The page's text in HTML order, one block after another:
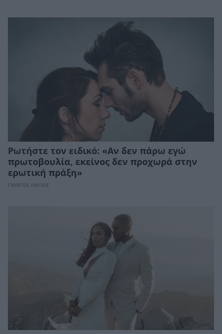
Ρωτήστε τον ειδικό: «Αν δεν πάρω εγώ
πρωτοβουλία, εκείνος δεν προχωρά στην
ερωτική πράξη»
ΓΙΩΡΓΟΣ ΛΑΓΙΟΣ